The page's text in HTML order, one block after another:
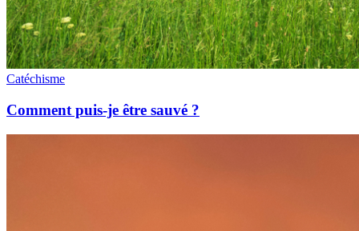
Catéchisme
Comment puis-je être sauvé ?